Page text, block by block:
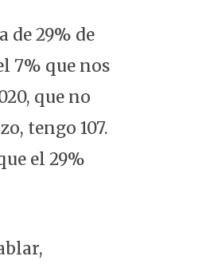
de 29% de
7% que nos
que no
tengo 107.
el 29%